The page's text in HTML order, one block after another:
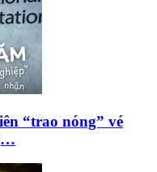
“trao nóng” vé